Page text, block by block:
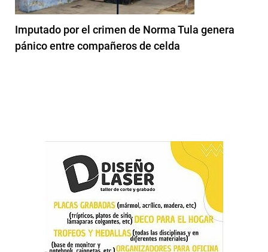
Imputado por el crimen de Norma Tula genera
pánico entre compañeros de celda